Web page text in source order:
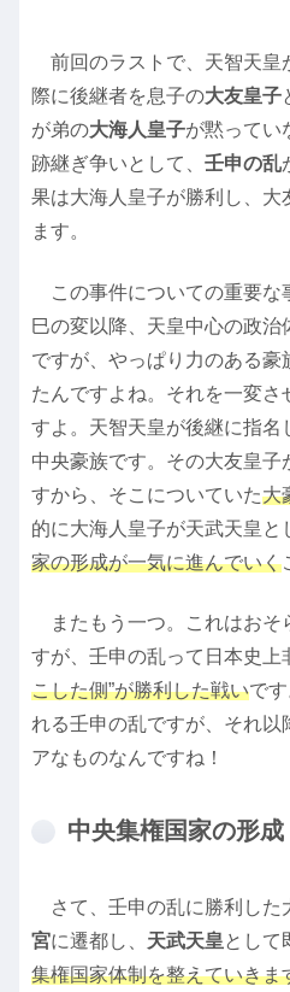
前回のラストで、天智天皇
際に後継者を息子の大友皇子
が弟の大海人皇子が黙ってい
跡継ぎ争いとして、 壬申の乱
果は大海人皇子が勝利し、大
ます。
この事件についての重要な
巳の変以降、天皇中心の政
ですが、やっぱり力のある豪
たんですよね。それを一変
すよ。天智天皇が後継に指名
中央豪族です。その大友皇
すから、そこについていた大
的に大海人皇子が天武天皇と
家の形成が一気に進んでいく
またもう一つ。これはおそ
すが、壬申の乱って日本史上
こした側”が勝利した戦いで
れる壬申の乱ですが、それ以
アなものなんですね！
中央集権国家の形成
さて、壬申の乱に勝利した
宮に遷都し、 天武天皇として
集権国家体制を整えていきま